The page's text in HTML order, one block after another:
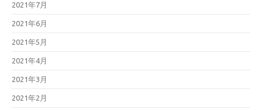
2021年7月
2021年6月
2021年5月
2021年4月
2021年3月
2021年2月